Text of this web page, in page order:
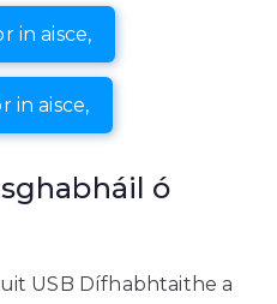
in aisce,
in aisce,
ó
USB Dífhabhtaithe a